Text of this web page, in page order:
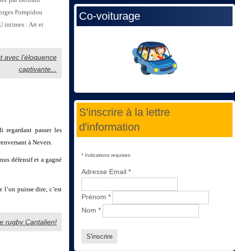
Pompidou
intimes : Art et
avec l’éloquence
captivante...
regardant passer les
à Nevers.
défensif et a gagné
puisse dire, c’est
rugby Cantalien!
Co-voiturage
S'inscrire à la lettre
d'information
* Indications requises
Adresse Email *
Prénom *
Nom *